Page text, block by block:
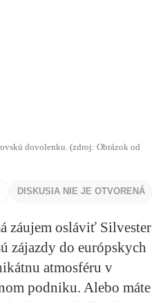
dovolenku. (zdroj: Obrázok od
DISKUSIA NIE JE OTVORENÁ
záujem osláviť Silvester
zájazdy do európskych
atmosféru v
podniku. Alebo máte